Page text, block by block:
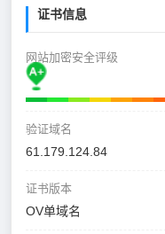
证书信息
网站加密安全评级
验证域名
61.179.124.84
证书版本
OV单域名